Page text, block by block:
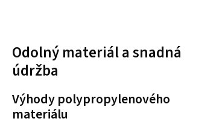
Odolný materiál a snadná
údržba
Výhody polypropylenového
materiálu